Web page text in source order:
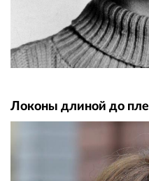
Локоны длиной до